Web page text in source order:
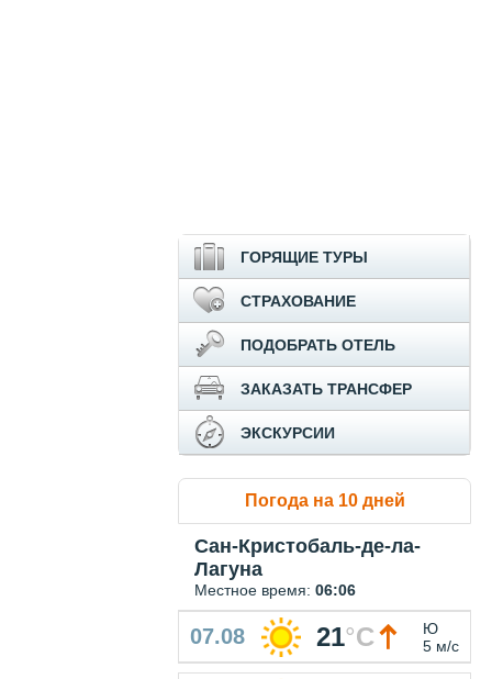
ГОРЯЩИЕ ТУРЫ
СТРАХОВАНИЕ
ПОДОБРАТЬ ОТЕЛЬ
ЗАКАЗАТЬ ТРАНСФЕР
ЭКСКУРСИИ
Погода на 10 дней
Сан-Кристобаль-де-ла-
Лагуна
Местное время: 06:06
07.08 21°C
Ю
5 м/с